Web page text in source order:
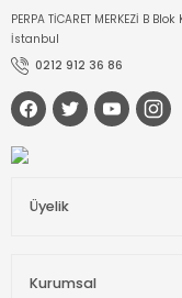
PERPA TİCARET MERKEZİ B
İstanbul
0212 912 36 86
Üyelik
Kurumsal